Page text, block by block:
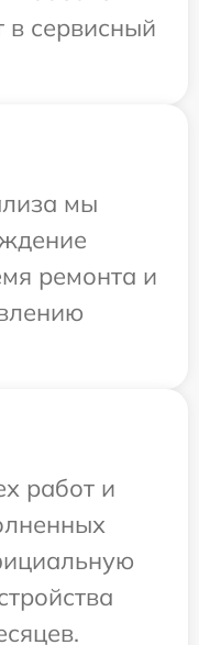
в сервисный
мы
ремонта и
работ и